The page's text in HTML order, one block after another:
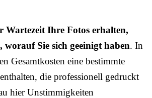
Wartezeit Ihre Fotos erhalten,
Sie sich geeinigt haben. In
Gesamtkosten eine bestimmte
die professionell gedruckt
hier Unstimmigkeiten